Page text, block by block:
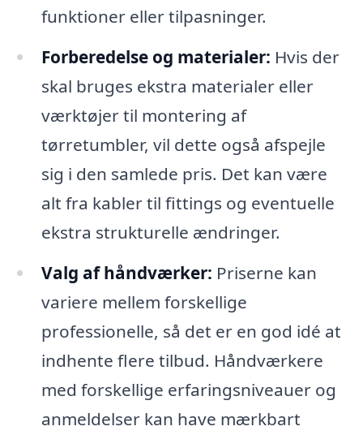
funktioner eller tilpasninger.
Forberedelse og materialer: Hvis der
skal bruges ekstra materialer eller
værktøjer til montering af
tørretumbler, vil dette også afspejle
sig i den samlede pris. Det kan være
alt fra kabler til fittings og eventuelle
ekstra strukturelle ændringer.
Valg af håndværker: Priserne kan
variere mellem forskellige
professionelle, så det er en god idé at
indhente flere tilbud. Håndværkere
med forskellige erfaringsniveauer og
anmeldelser kan have mærkbart